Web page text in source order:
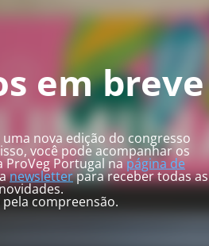
em breve
nova edição do congresso
você pode acompanhar os
ProVeg Portugal napágina de
newsletterpara receber todas as
compreensão.